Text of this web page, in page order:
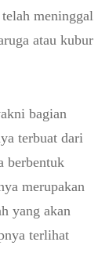
meninggal
atau kubur
bagian
terbuat dari
berbentuk
merupakan
yang akan
terlihat